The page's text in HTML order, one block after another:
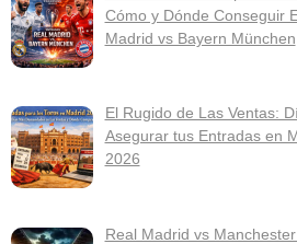
Cómo y Dónde Conseguir
Madrid vs Bayern München
El Rugido de Las Ventas:
Asegurar tus Entradas en
2026
Real Madrid vs